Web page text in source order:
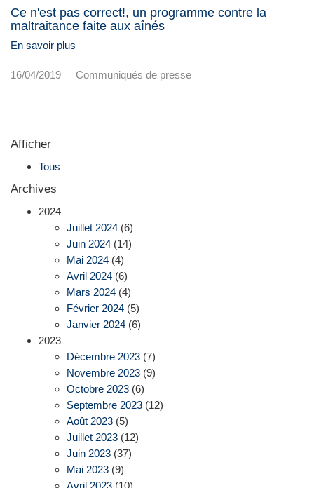
Ce n'est pas correct!, un programme contre la
maltraitance faite aux aînés
En savoir plus
16/04/2019 Communiqués de presse
Afficher
Tous
Archives
2024
Juillet 2024 (6)
Juin 2024 (14)
Mai 2024 (4)
Avril 2024 (6)
Mars 2024 (4)
Février 2024 (5)
Janvier 2024 (6)
2023
Décembre 2023 (7)
Novembre 2023 (9)
Octobre 2023 (6)
Septembre 2023 (12)
Août 2023 (5)
Juillet 2023 (12)
Juin 2023 (37)
Mai 2023 (9)